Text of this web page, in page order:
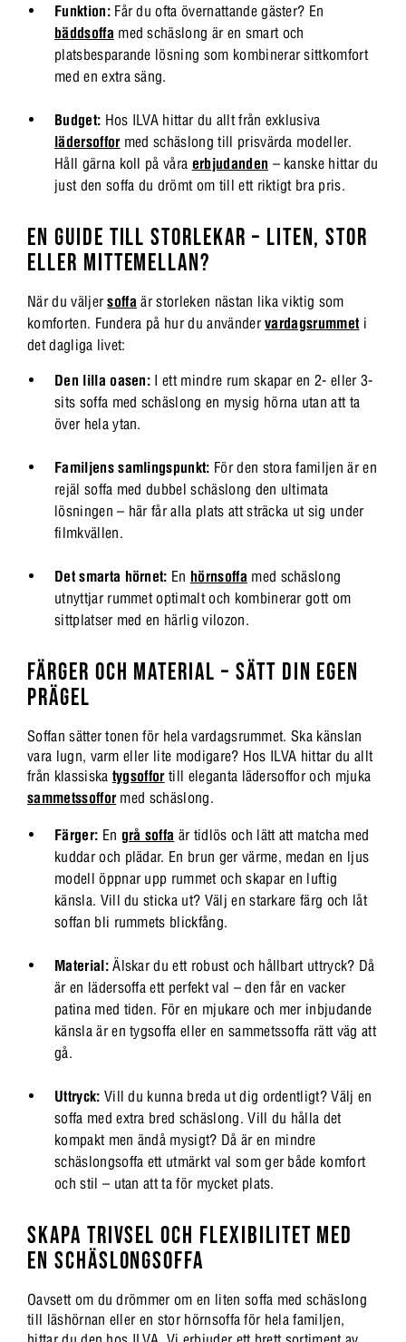
Funktion:Får du ofta övernattande gäster? En
bäddsoffa med schäslong är en smart och
platsbesparande lösning som kombinerar sittkomfort
med en extra säng.
Budget: Hos ILVA hittar du allt från exklusiva
lädersofformed schäslong till prisvärda modeller.
Håll gärna koll på våra erbjudanden – kanske hittar du
just den soffa du drömt om till ett riktigt bra pris.
EN GUIDE TILL STORLEKAR – LITEN, STOR
ELLER MITTEMELLAN?
När du väljersoffa är storleken nästan lika viktig som
komforten. Fundera på hur du användervardagsrummet i
det dagliga livet:
Den lilla oasen: I ett mindre rum skapar en 2- eller 3-
sits soffa med schäslong en mysig hörna utan att ta
över hela ytan.
Familjens samlingspunkt: För den stora familjen är en
rejäl soffa med dubbel schäslong den ultimata
lösningen – här får alla plats att sträcka ut sig under
filmkvällen.
Det smarta hörnet: En hörnsoffa med schäslong
utnyttjar rummet optimalt och kombinerar gott om
sittplatser med en härlig vilozon.
FÄRGER OCH MATERIAL – SÄTT DIN EGEN
PRÄGEL
Soffan sätter tonen för hela vardagsrummet. Ska känslan
vara lugn, varm eller lite modigare? Hos ILVA hittar du allt
från klassiska tygsoffortill eleganta lädersoffor och mjuka
sammetssofformed schäslong.
Färger: En grå soffa är tidlös och lätt att matcha med
kuddar och plädar. En brun ger värme, medan en ljus
modell öppnar upp rummet och skapar en luftig
känsla. Vill du sticka ut? Välj en starkare färg och låt
soffan bli rummets blickfång.
Material:Älskar du ett robust och hållbart uttryck? Då
är en lädersoffa ett perfekt val – den får en vacker
patina med tiden. För en mjukare och mer inbjudande
känsla är en tygsoffa eller en sammetssoffa rätt väg att
gå.
Uttryck: Vill du kunna breda ut dig ordentligt? Välj en
soffa med extra bred schäslong. Vill du hålla det
kompakt men ändå mysigt? Då är en mindre
schäslongsoffa ett utmärkt val som ger både komfort
och stil – utan att ta för mycket plats.
SKAPA TRIVSEL OCH FLEXIBILITET MED
EN SCHÄSLONGSOFFA
Oavsett om du drömmer om en liten soffa med schäslong
till läshörnan eller en stor hörnsoffa för hela familjen,